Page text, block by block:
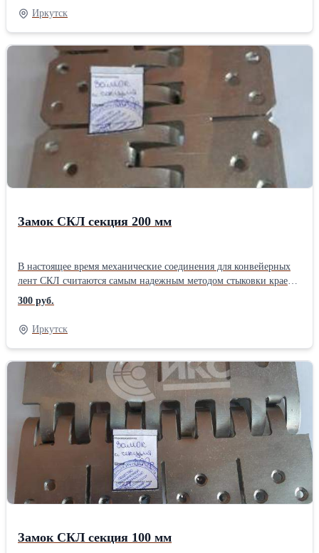
СКЛ подходят для транспортерных лент с толщиной 8 …15 мм.
Секции длинной 100 и 200 мм. Изготавливаем любой объем в
самые кротчайшие сроки. К преимуществам использование
механического способа стыковки можно отнести: - требуется
минимум времени на проведение ремонта; -работы можно
проводит при любых погодных условиях; -не требуется, каких
либо определенных навыков; Вам необходимы механические
соединения для конвейерных лент, тогда скорее набирайте номер
отдела продаж для более подробной консультации: 8 (3952) 727-
900, 727-901... E-mail: 727900@bk.ruПроизводитель:
Собственное производство
Иркутск
Замок СКЛ секция 200 мм
В настоящее время механические соединения для конвейерных
лент СКЛ считаются самым надежным методом стыковки краев
лент. Наше предприятие специализируется на изготовлении
механических соединений разъемных шарнирных. Наши замки
СКЛ подходят для транспортерных лент с толщиной 8 …15 мм.
Секции длинной 100 и 200 мм. Изготавливаем любой объем в
самые кротчайшие сроки. К преимуществам использование
механического способа стыковки можно отнести: - требуется
минимум времени на проведение ремонта; -работы можно
проводит при любых погодных условиях; -не требуется, каких
либо определенных навыков; Вам необходимы механические
соединения для конвейерных лент, тогда скорее набирайте номер
отдела продаж для более подробной консультации: 8 (3952) 727-
900, 727-901... E-mail: 727900@bk.ruПроизводитель:
Собственное производство Тип: Замок для конвейерных лент
300 руб.
Иркутск
Замок СКЛ секция 100 мм